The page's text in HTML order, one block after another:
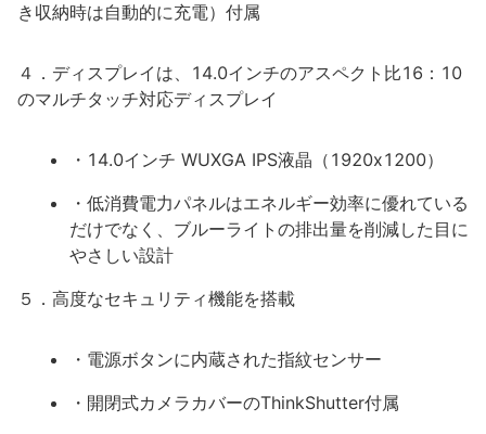
き収納時は自動的に充電）付属
４．ディスプレイは、14.0インチのアスペクト比16：10
のマルチタッチ対応ディスプレイ
・14.0インチ WUXGA IPS液晶（1920x1200）
・低消費電力パネルはエネルギー効率に優れている
だけでなく、ブルーライトの排出量を削減した目に
やさしい設計
５．高度なセキュリティ機能を搭載
・電源ボタンに内蔵された指紋センサー
・開閉式カメラカバーのThinkShutter付属